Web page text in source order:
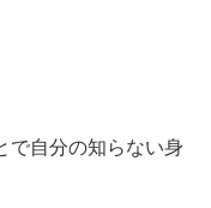
で自分の知らない身